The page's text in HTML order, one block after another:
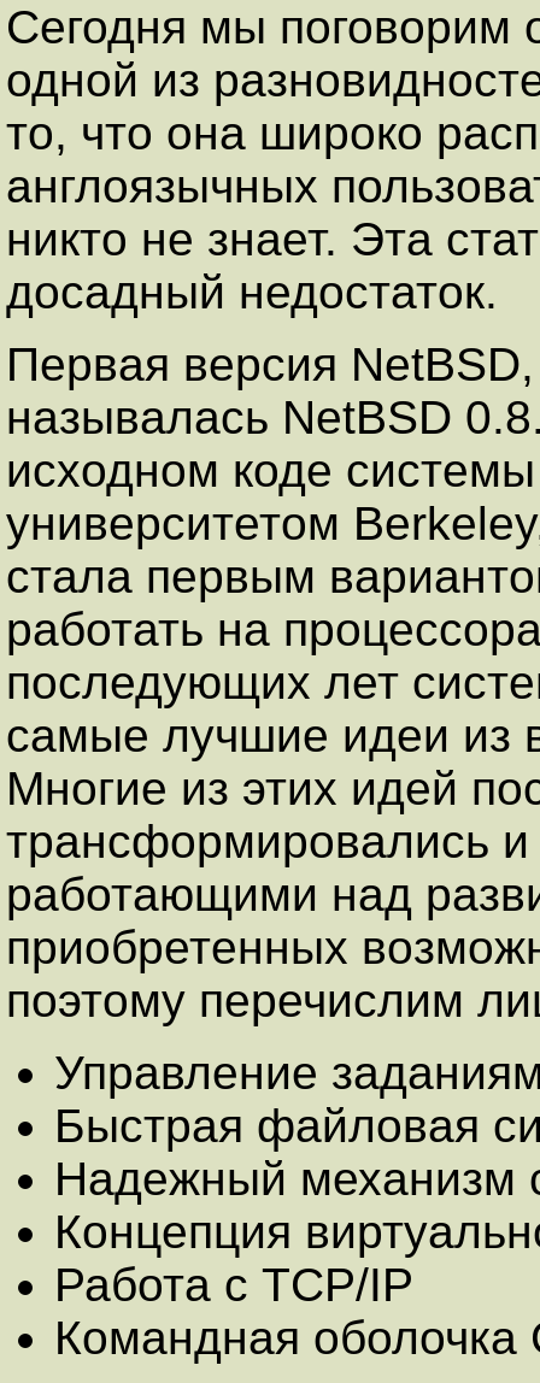
Сегодня мы поговорим
одной из
то, что она широко
англоязычных
никто не знает. Эта
досадный недостаток.
Первая версия
называлась NetBSD
исходном коде
университетом
стала первым
работать на
последующих лет
самые лучшие идеи из
Многие из этих идей
трансформировались
работающими над
приобретенных
поэтому перечислим
Управление
Быстрая файловая
Надежный механизм
Концепция
Работа с TCP/IP
Командная оболочка